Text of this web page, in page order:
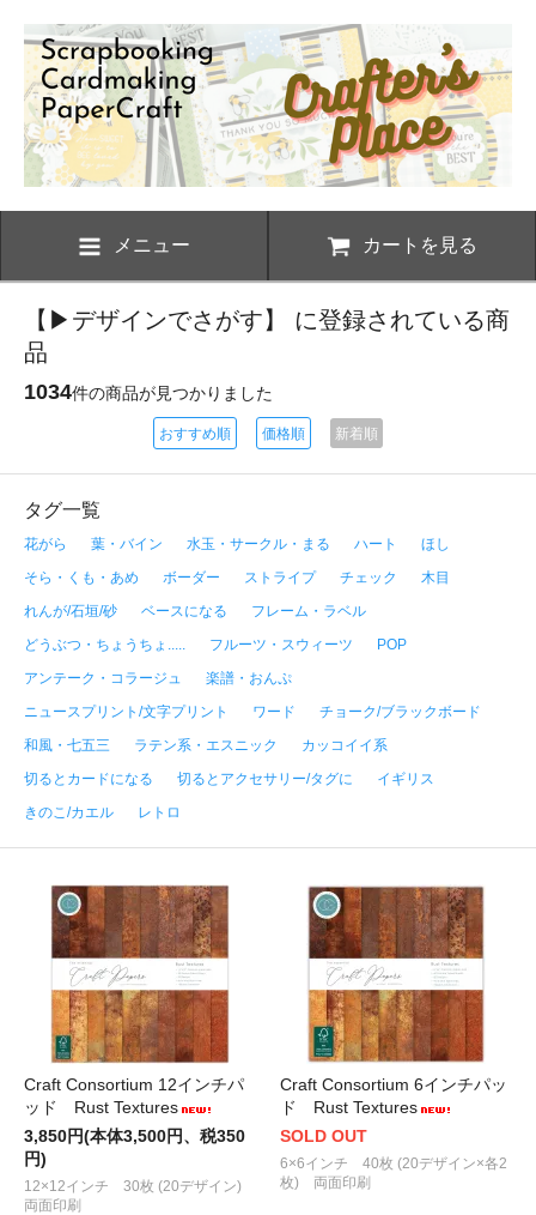
メニュー カートを見る
【▶デザインでさがす】 に登録されている商
品
1034件の商品が見つかりました
おすすめ順 価格順 新着順
タグ一覧
花がら 葉・バイン 水玉・サークル・まる ハート
ほし
そら・くも・あめ
ボーダー ストライプ チェック
木目
れんが/石垣/砂
ベースになる
フレーム・ラベル
どうぶつ・ちょうちょ.....
フルーツ・スウィーツ
POP
アンテーク・コラージュ
楽譜・おんぷ
ニュースプリント/文字プリント
ワード
チョーク/ブラックボード
和風・七五三
ラテン系・エスニック
カッコイイ系
切るとカードになる
切るとアクセサリー/タグに
イギリス
きのこ/カエル
レトロ
Craft Consortium 12インチパ
ッド Rust Textures
3,850円(本体3,500円、税350
円)
12×12インチ 30枚 (20デザイン)
両面印刷
Craft Consortium 6インチパッ
ド Rust Textures
SOLD OUT
6×6インチ 40枚 (20デザイン×各2
枚) 両面印刷